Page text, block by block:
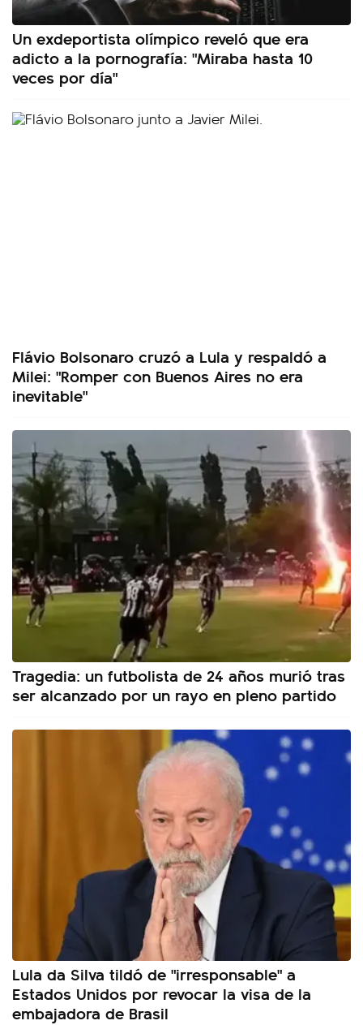
Un exdeportista olímpico reveló que era
adicto a la pornografía: "Miraba hasta 10
veces por día"
Flávio Bolsonaro cruzó a Lula y respaldó a
Milei: "Romper con Buenos Aires no era
inevitable"
Tragedia: un futbolista de 24 años murió tras
ser alcanzado por un rayo en pleno partido
Lula da Silva tildó de "irresponsable" a
Estados Unidos por revocar la visa de la
embajadora de Brasil